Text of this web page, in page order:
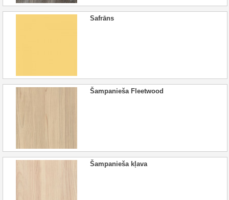
Safrāns
Šampanieša Fleetwood
Šampanieša kļava